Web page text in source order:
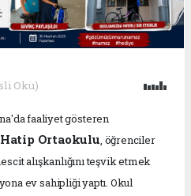
Oku)
faaliyet gösteren
Ortaokulu, öğrenciler
alışkanlığını teşvik etmek
ev sahipliği yaptı. Okul